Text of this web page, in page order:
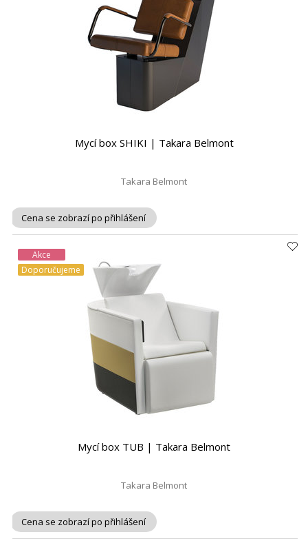
Mycí box SHIKI | Takara Belmont
Takara Belmont
Cena se zobrazí po přihlášení
Akce
Doporučujeme
Mycí box TUB | Takara Belmont
Takara Belmont
Cena se zobrazí po přihlášení